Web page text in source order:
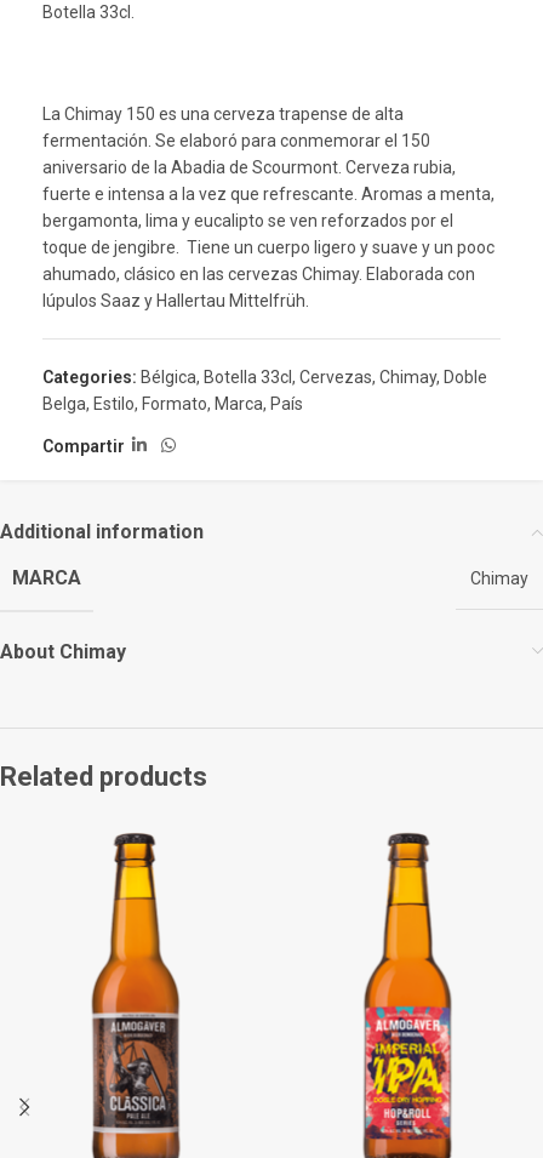
Botella 33cl.
La Chimay 150 es una cerveza trapense de alta
fermentación. Se elaboró para conmemorar el 150
aniversario de la Abadia de Scourmont. Cerveza rubia,
fuerte e intensa a la vez que refrescante. Aromas a menta,
bergamonta, lima y eucalipto se ven reforzados por el
toque de jengibre. Tiene un cuerpo ligero y suave y un pooc
ahumado, clásico en las cervezas Chimay. Elaborada con
lúpulos Saaz y Hallertau Mittelfrüh.
Categories: Bélgica, Botella 33cl, Cervezas, Chimay, Doble
Belga, Estilo, Formato, Marca, País
Compartir
Additional information
MARCA
Chimay
About Chimay
Related products